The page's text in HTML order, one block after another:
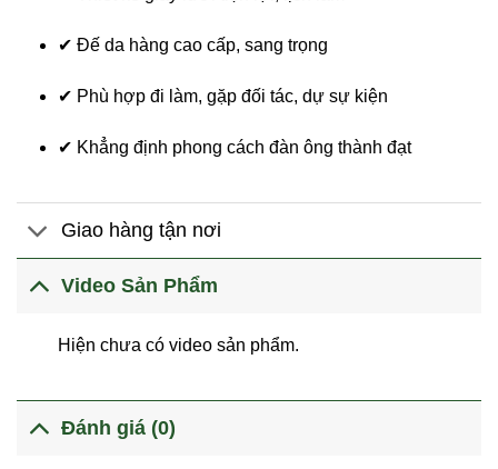
✔ Đế da hàng cao cấp, sang trọng
✔ Phù hợp đi làm, gặp đối tác, dự sự kiện
✔ Khẳng định phong cách đàn ông thành đạt
Giao hàng tận nơi
Video Sản Phẩm
Hiện chưa có video sản phẩm.
Đánh giá (0)